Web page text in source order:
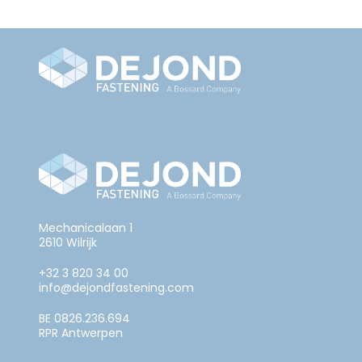
Mechanicalaan 1
2610 Wilrijk
+32 3 820 34 00
info@dejondfastening.com
BE 0826.236.694
RPR Antwerpen